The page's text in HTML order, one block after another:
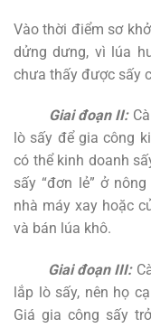
Vào thời điểm sơ
dửng dưng, vì lúa
chưa thấy được sấy
Giai đoạn II:
lò sấy để gia công
có thể kinh doanh
sấy “đơn lẻ” ở
nhà máy xay hoặc
và bán lúa khô.
Giai đoạn III:
lắp lò sấy, nên họ
Giá gia công sấy